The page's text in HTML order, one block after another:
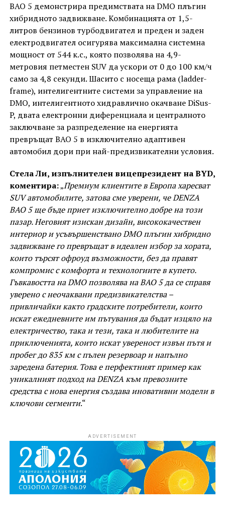
BAO 5 демонстрира предимствата на DMO плъгин
хибридното задвижване. Комбинацията от 1,5-
литров бензинов турбодвигател и преден и заден
електродвигател осигурява максимална системна
мощност от 544 к.с., която позволява на 4,9-
метровия петместен SUV да ускори от 0 до 100 км/ч
само за 4,8 секунди. Шасито с носеща рама (ladder-
frame), интелигентните системи за управление на
DMO, интелигентното хидравлично окачване DiSus-
P, двата електронни диференциала и централното
заключване за разпределение на енергията
превръщат BAO 5 в изключително адаптивен
автомобил дори при най-предизвикателни условия.
Стела Ли, изпълнителен вицепрезидент на BYD,
коментира:„Премиум клиентите в Европа харесват
SUV автомобилите, затова сме уверени, че DENZA
BAO 5 ще бъде приет изключително добре на този
пазар. Неговият изискан дизайн, висококачествен
интериор и усъвършенствано DMO плъгин хибридно
задвижване го превръщат в идеален избор за хората,
които търсят офроуд възможности, без да правят
компромис с комфорта и технологиите в купето.
Гъвкавостта на DMO позволява на BAO 5 да се справя
уверено с неочаквани предизвикателства –
привличайки както градските потребители, които
искат ежедневните им пътувания да бъдат изцяло на
електричество, така и тези, така и любителите на
приключенията, които искат увереност извън пътя и
пробег до 835 км с пълен резервоар и напълно
заредена батерия. Това е перфектният пример как
уникалният подход на DENZA към превозните
средства с нова енергия създава иновативни модели в
ключови сегменти.“
ADVERTISEMENT